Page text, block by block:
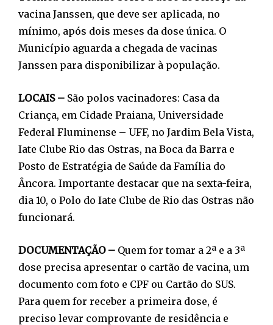
vacina Janssen, que deve ser aplicada, no
mínimo, após dois meses da dose única. O
Município aguarda a chegada de vacinas
Janssen para disponibilizar à população.
LOCAIS – São polos vacinadores: Casa da
Criança, em Cidade Praiana, Universidade
Federal Fluminense – UFF, no Jardim Bela Vista,
Iate Clube Rio das Ostras, na Boca da Barra e
Posto de Estratégia de Saúde da Família do
Âncora. Importante destacar que na sexta-feira,
dia 10, o Polo do Iate Clube de Rio das Ostras não
funcionará.
DOCUMENTAÇÃO – Quem for tomar a 2ª e a 3ª
dose precisa apresentar o cartão de vacina, um
documento com foto e CPF ou Cartão do SUS.
Para quem for receber a primeira dose, é
preciso levar comprovante de residência e